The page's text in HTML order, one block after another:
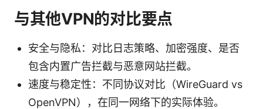
与其他VPN的对比要点
安全与隐私：对比日志策略、加密强度、是否
包含内置广告拦截与恶意网站拦截。
速度与稳定性：不同协议对比（WireGuard vs
OpenVPN），在同一网络下的实际体验。